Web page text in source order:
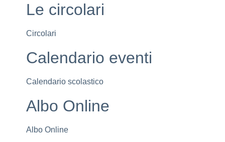
Le circolari
Circolari
Calendario eventi
Calendario scolastico
Albo Online
Albo Online